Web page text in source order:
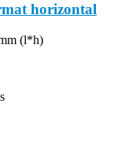
horizontal
(l*h)